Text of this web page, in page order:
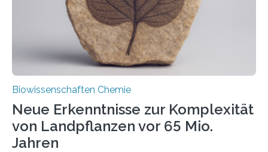
Studie wurde am 28. Oktober 2025 in der
Fachzeitschrift…
Biowissenschaften Chemie
Neue Erkenntnisse zur Komplexität
von Landpflanzen vor 65 Mio.
Jahren